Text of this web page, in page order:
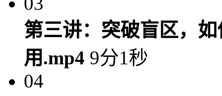
第三讲：突破盲区，
用.mp4 9分1秒
04